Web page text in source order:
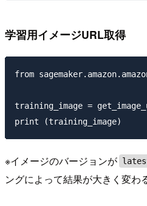
学習用イメージURL取得
from
training_image =
※イメージのバージョンが
ングによって結果が大きく変わ